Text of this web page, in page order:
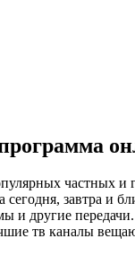
частных и
сегодня, завтра
и другие
тв каналы